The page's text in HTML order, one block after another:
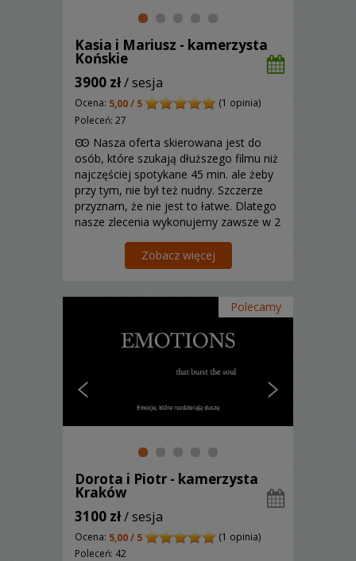
Kasia i Mariusz - kamerzysta
Końskie
3900 zł/ sesja
Ocena: 5,00 / 5
(1 opinia)
Poleceń: 27
Ꙭ Nasza oferta skierowana jest do
osób, które szukają dłuższego filmu niż
najczęściej spotykane 45 min. ale żeby
przy tym, nie był też nudny. Szczerze
przyznam, że nie jest to łatwe. Dlatego
nasze zlecenia wykonujemy zawsze w 2
aparaty/bezlusterkowce i mało kiedy
mamy czas usiąść :) Ꙭ
Zobacz więcej
Polecamy
Dorota i Piotr - kamerzysta
Kraków
3100 zł/ sesja
Ocena: 5,00 / 5
(1 opinia)
Poleceń: 42